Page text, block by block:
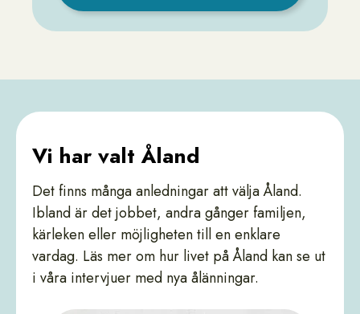
Vi har valt Åland
Det finns många anledningar att välja Åland.
Ibland är det jobbet, andra gånger familjen,
kärleken eller möjligheten till en enklare
vardag. Läs mer om hur livet på Åland kan se ut
i våra intervjuer med nya ålänningar.